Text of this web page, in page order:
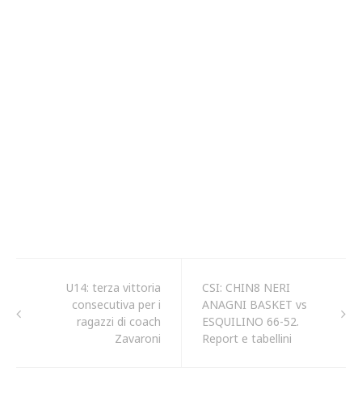
U14: terza vittoria
consecutiva per i
ragazzi di coach
Zavaroni
CSI: CHIN8 NERI
ANAGNI BASKET vs
ESQUILINO 66-52.
Report e tabellini